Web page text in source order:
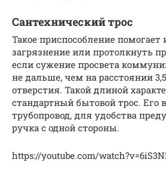
Сантехнический трос
Такое приспособление помогает
загрязнение или протолкнуть
если сужение просвета
не дальше, чем на расстоянии
отверстия. Такой длиной
стандартный бытовой трос. Его
трубопровод, для удобства
ручка с одной стороны.
https://youtube.com/